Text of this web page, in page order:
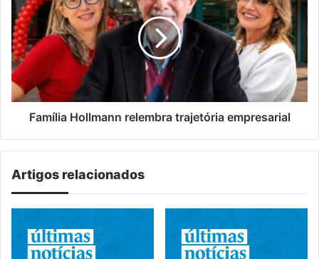
relembra
trajetória
empresarial
Família Hollmann relembra trajetória empresarial
Artigos relacionados